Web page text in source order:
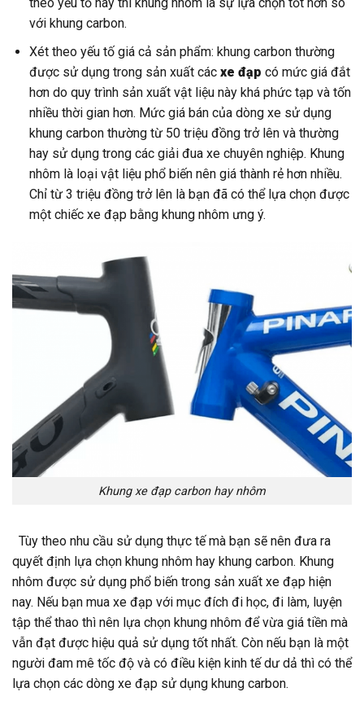
theo yếu tố này thì khung nhôm là sự lựa chọn tốt hơn so
với khung carbon.
Xét theo yếu tố giá cả sản phẩm: khung carbon thường
được sử dụng trong sản xuất các xe đạp có mức giá đắt
hơn do quy trình sản xuất vật liệu này khá phức tạp và tốn
nhiều thời gian hơn. Mức giá bán của dòng xe sử dụng
khung carbon thường từ 50 triệu đồng trở lên và thường
hay sử dụng trong các giải đua xe chuyên nghiệp. Khung
nhôm là loại vật liệu phổ biến nên giá thành rẻ hơn nhiều.
Chỉ từ 3 triệu đồng trở lên là bạn đã có thể lựa chọn được
một chiếc xe đạp bằng khung nhôm ưng ý.
Khung xe đạp carbon hay nhôm
Tùy theo nhu cầu sử dụng thực tế mà bạn sẽ nên đưa ra
quyết định lựa chọn khung nhôm hay khung carbon. Khung
nhôm được sử dụng phổ biến trong sản xuất xe đạp hiện
nay. Nếu bạn mua xe đạp với mục đích đi học, đi làm, luyện
tập thể thao thì nên lựa chọn khung nhôm để vừa giá tiền mà
vẫn đạt được hiệu quả sử dụng tốt nhất. Còn nếu bạn là một
người đam mê tốc độ và có điều kiện kinh tế dư dả thì có thể
lựa chọn các dòng xe đạp sử dụng khung carbon.